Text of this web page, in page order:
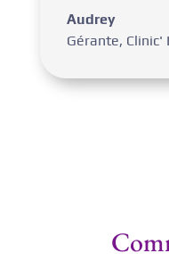
Audrey
Gérante, Clinic'